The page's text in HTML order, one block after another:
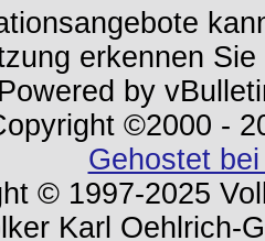
erkennen
Powered by
©2000 -
Gehostet
© 1997-2025
Karl Oehlrich-